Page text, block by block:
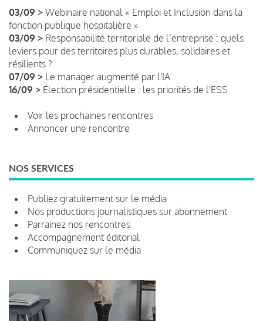
03/09 > Webinaire national « Emploi et Inclusion dans la
fonction publique hospitalière »
03/09 > Responsabilité territoriale de l’entreprise : quels
leviers pour des territoires plus durables, solidaires et
résilients ?
07/09 > Le manager augmenté par l'IA
16/09 > Élection présidentielle : les priorités de l'ESS
Voir les prochaines rencontres
Annoncer une rencontre
NOS SERVICES
Publiez gratuitement sur le média
Nos productions journalistiques sur abonnement
Parrainez nos rencontres
Accompagnement éditorial
Communiquez sur le média